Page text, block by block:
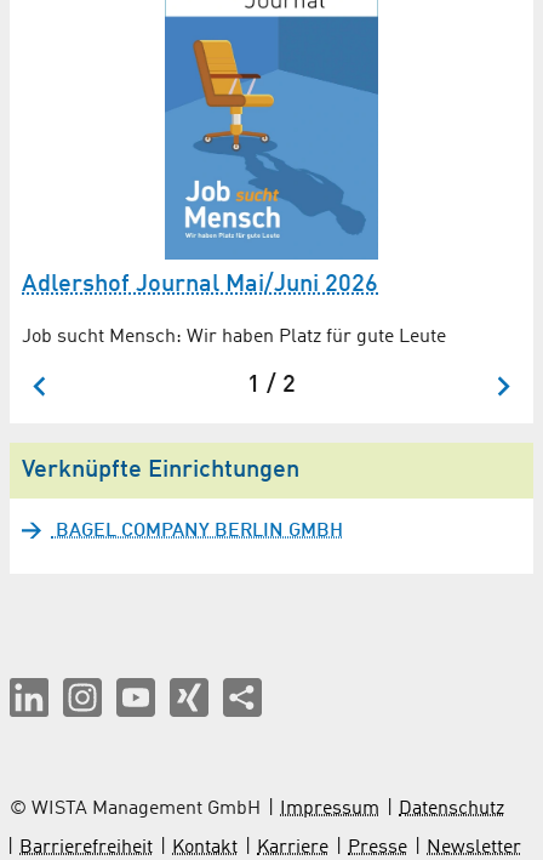
Adlershof Journal Mai/Juni 2026
Job sucht Mensch: Wir haben Platz für gute Leute
1 / 2
Verknüpfte Einrichtungen
BAGEL COMPANY BERLIN GMBH
© WISTA Management GmbH Impressum
Datenschutz
Barrierefreiheit
Kontakt Karriere Presse Newsletter